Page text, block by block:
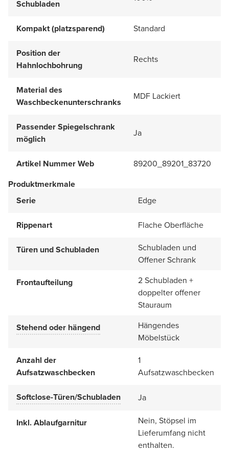
Schubladen
Kompakt (platzsparend) Standard
Position der
Hahnlochbohrung
Rechts
Material des
Waschbeckenunterschranks
MDF Lackiert
Passender Spiegelschrank
möglich
Ja
Artikel Nummer Web
89200_89201_83720
Produktmerkmale
Serie
Edge
Rippenart Flache Oberfläche
Türen und Schubladen
Schubladen und
Offener Schrank
Frontaufteilung
2 Schubladen +
doppelter offener
Stauraum
Stehend oder hängend
Hängendes
Möbelstück
Anzahl der
Aufsatzwaschbecken
1
Aufsatzwaschbecken
Softclose-Türen/Schubladen Ja
Inkl. Ablaufgarnitur
Nein, Stöpsel im
Lieferumfang nicht
enthalten.